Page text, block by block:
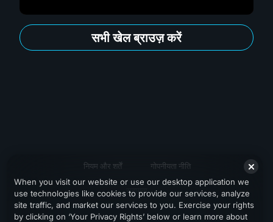
सभी खेल ब्राउज़ करें
नियम और शर्तें गोपनीयता नीति
सहायता
When you visit our website or use our desktop application we
use technologies like cookies to provide our services, analyze
site traffic, and market our services to you. Exercise your rights
by clicking on ‘Your Privacy Rights’ below or learn more about